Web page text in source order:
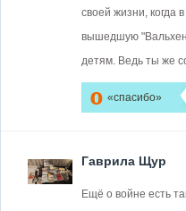
своей жизни, когда
вышедшую
детям. Ведь ты же
0 «спасибо»
Гаврила Щур
Ещё о войне есть